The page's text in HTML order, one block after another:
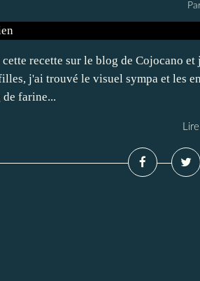
recette sur le blog de Cojocano
j'ai trouvé le visuel sympa et les
de farine...